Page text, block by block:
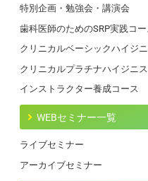
特別企画・勉強会・講演会
歯科医師のためのSRP実践コ
クリニカルベーシックハイジ
クリニカルプラチナハイジニ
インストラクター養成コース
WEBセミナー一覧
ライブセミナー
アーカイブセミナー